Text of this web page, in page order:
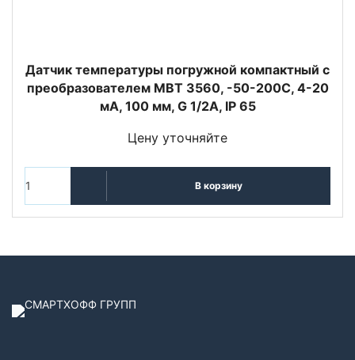
Датчик температуры погружной компактный с
преобразователем MBT 3560, -50-200C, 4-20
мА, 100 мм, G 1/2A, IP 65
Цену уточняйте
В корзину